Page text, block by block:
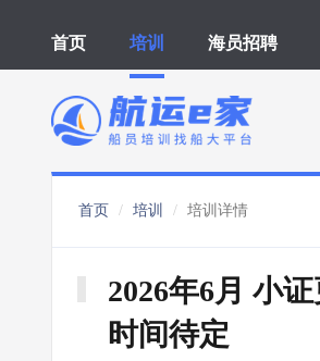
首页 培训 海员招聘
首页 培训 培训详情
2026年6月 小
时间待定